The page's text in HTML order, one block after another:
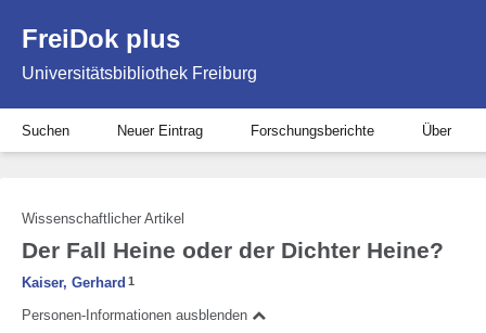
FreiDok plus
Universitätsbibliothek Freiburg
Suchen Neuer Eintrag Forschungsberichte Über
Wissenschaftlicher Artikel
Der Fall Heine oder der Dichter Heine?
Kaiser, Gerhard 1
Personen-Informationen ausblenden